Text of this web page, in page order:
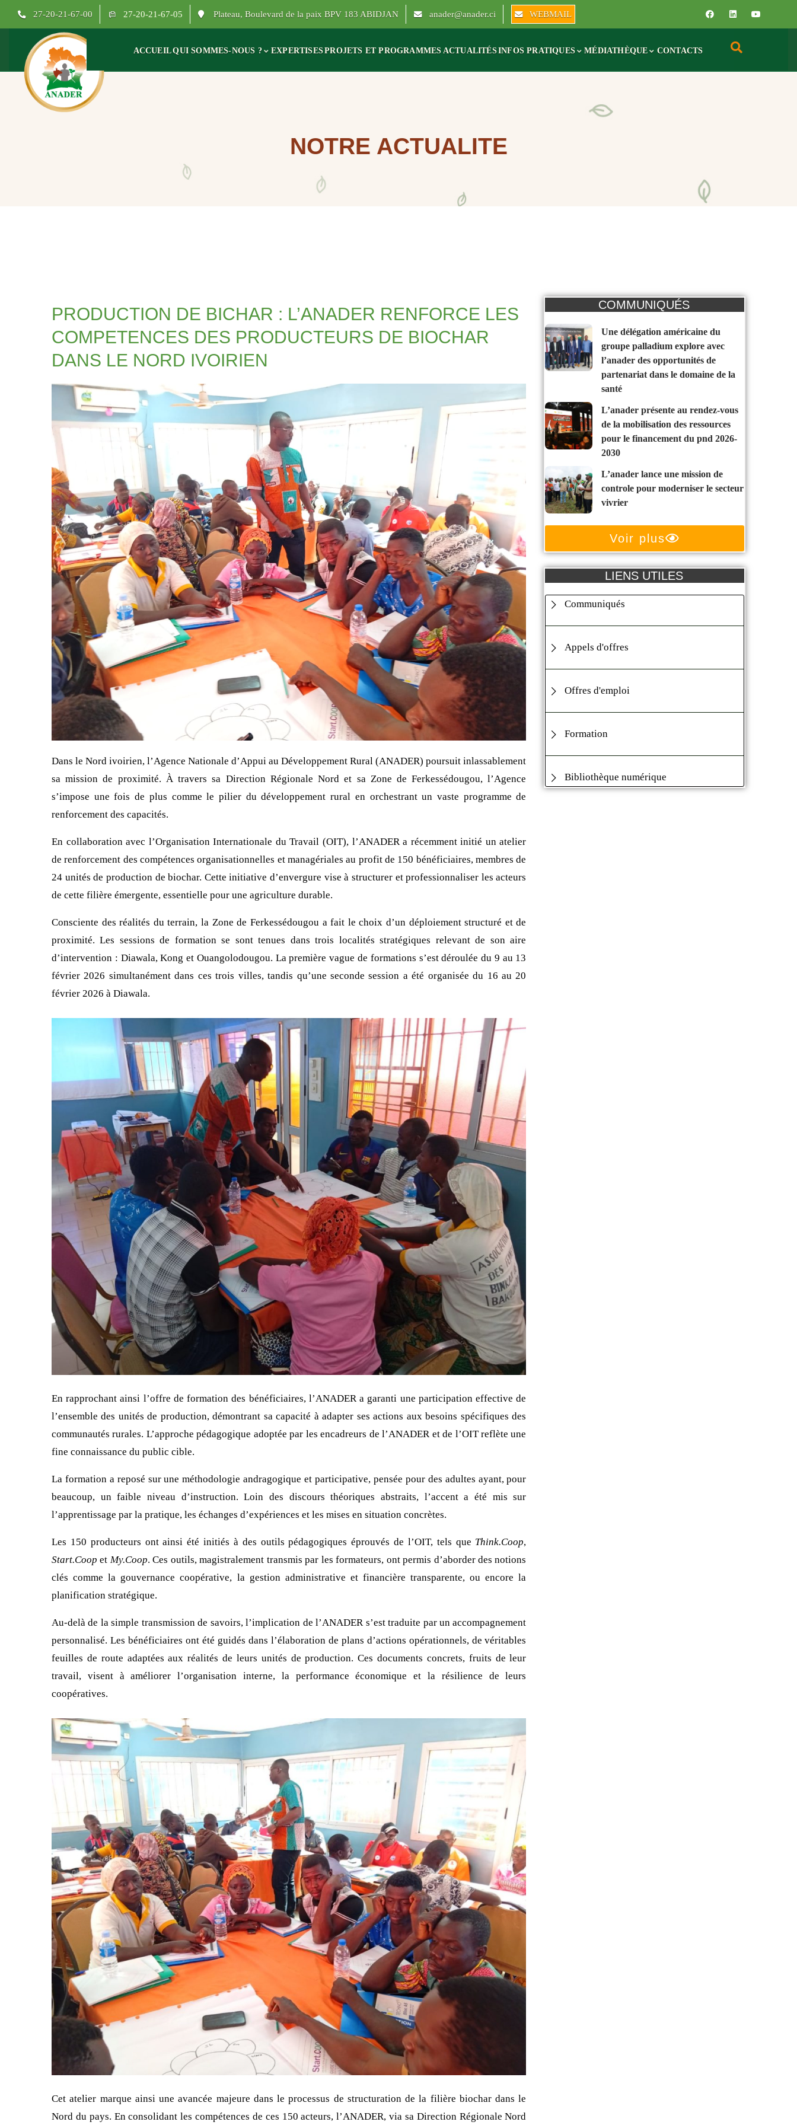
27-20-21-67-00 27-20-21-67-05 Plateau, Boulevard de la paix BPV 183 ABIDJAN anader@anader.ci WEBMAIL
ACCUEILQUI SOMMES-NOUS ? EXPERTISESPROJETS ET PROGRAMMES ACTUALITÉSINFOS PRATIQUES MÉDIATHÈQUE CONTACTS
NOTRE ACTUALITE
PRODUCTION DE BICHAR : L’ANADER RENFORCE LES
COMPETENCES DES PRODUCTEURS DE BIOCHAR
DANS LE NORD IVOIRIEN
Dans le Nord ivoirien, l’Agence Nationale d’Appui au Développement Rural (ANADER) poursuit inlassablement
sa mission de proximité. À travers sa Direction Régionale Nord et sa Zone de Ferkessédougou, l’Agence
s’impose une fois de plus comme le pilier du développement rural en orchestrant un vaste programme de
renforcement des capacités.
En collaboration avec l’Organisation Internationale du Travail (OIT), l’ANADER a récemment initié un atelier
de renforcement des compétences organisationnelles et managériales au profit de 150 bénéficiaires, membres de
24 unités de production de biochar. Cette initiative d’envergure vise à structurer et professionnaliser les acteurs
de cette filière émergente, essentielle pour une agriculture durable.
Consciente des réalités du terrain, la Zone de Ferkessédougou a fait le choix d’un déploiement structuré et de
proximité. Les sessions de formation se sont tenues dans trois localités stratégiques relevant de son aire
d’intervention : Diawala, Kong et Ouangolodougou. La première vague de formations s’est déroulée du 9 au 13
février 2026 simultanément dans ces trois villes, tandis qu’une seconde session a été organisée du 16 au 20
février 2026 à Diawala.
En rapprochant ainsi l’offre de formation des bénéficiaires, l’ANADER a garanti une participation effective de
l’ensemble des unités de production, démontrant sa capacité à adapter ses actions aux besoins spécifiques des
communautés rurales. L’approche pédagogique adoptée par les encadreurs de l’ANADER et de l’OIT reflète une
fine connaissance du public cible.
La formation a reposé sur une méthodologie andragogique et participative, pensée pour des adultes ayant, pour
beaucoup, un faible niveau d’instruction. Loin des discours théoriques abstraits, l’accent a été mis sur
l’apprentissage par la pratique, les échanges d’expériences et les mises en situation concrètes.
Les 150 producteurs ont ainsi été initiés à des outils pédagogiques éprouvés de l’OIT, tels que Think.Coop,
Start.Coop et My.Coop. Ces outils, magistralement transmis par les formateurs, ont permis d’aborder des notions
clés comme la gouvernance coopérative, la gestion administrative et financière transparente, ou encore la
planification stratégique.
Au-delà de la simple transmission de savoirs, l’implication de l’ANADER s’est traduite par un accompagnement
personnalisé. Les bénéficiaires ont été guidés dans l’élaboration de plans d’actions opérationnels, de véritables
feuilles de route adaptées aux réalités de leurs unités de production. Ces documents concrets, fruits de leur
travail, visent à améliorer l’organisation interne, la performance économique et la résilience de leurs
coopératives.
Cet atelier marque ainsi une avancée majeure dans le processus de structuration de la filière biochar dans le
Nord du pays. En consolidant les compétences de ces 150 acteurs, l’ANADER, via sa Direction Régionale Nord
COMMUNIQUÉS
une délégation américaine du
groupe palladium explore avec
l’anader des opportunités de
partenariat dans le domaine de la
santé
l’anader présente au rendez-vous
de la mobilisation des ressources
pour le financement du pnd 2026-
2030
l’anader lance une mission de
controle pour moderniser le secteur
vivrier
Voir plus
LIENS UTILES
Communiqués
Appels d'offres
Offres d'emploi
Formation
Bibliothèque numérique